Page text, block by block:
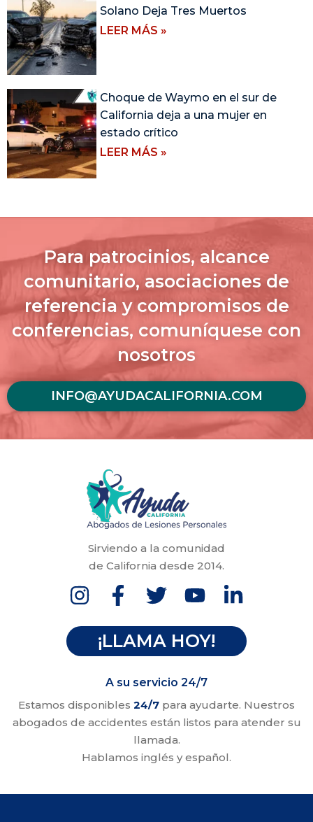
Solano Deja Tres Muertos
LEER MÁS »
Choque de Waymo en el sur de
California deja a una mujer en
estado crítico
LEER MÁS »
Para patrocinios, alcance
comunitario, asociaciones de
referencia y compromisos de
conferencias, comuníquese con
nosotros
INFO@AYUDACALIFORNIA.COM
Sirviendo a la comunidad
de California desde 2014.
¡LLAMA HOY!
A su servicio 24/7
Estamos disponibles 24/7 para ayudarte. Nuestros
abogados de accidentes están listos para atender su
llamada.
Hablamos inglés y español.